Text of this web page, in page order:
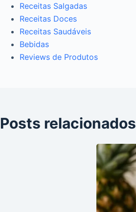
Receitas Salgadas
Receitas Doces
Receitas Saudáveis
Bebidas
Reviews de Produtos
Posts relacionados